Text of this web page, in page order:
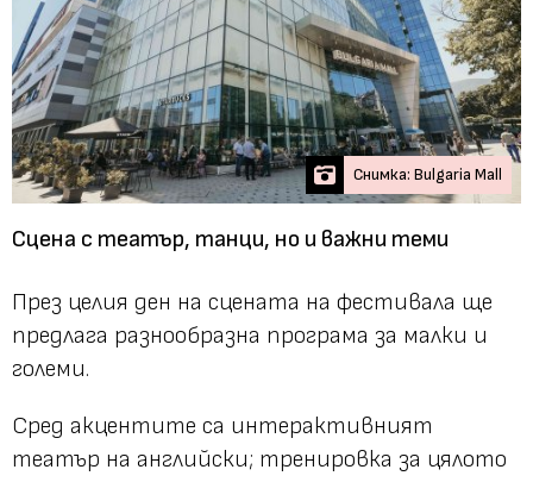
Снимка: Bulgaria Mall
Сцена с театър, танци, но и важни теми
През целия ден на сцената на фестивала ще
предлага разнообразна програма за малки и
големи.
Сред акцентите са интерактивният
театър на английски; тренировка за цялото